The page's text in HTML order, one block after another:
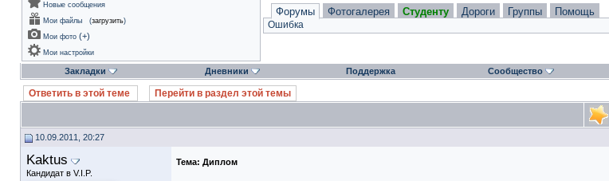
Новые сообщения
Мои файлы
(загрузить)
Мои фото (+)
Мои настройки
Форумы Фотогалерея Студенту Дороги Группы Помощь
Ошибка
Закладки Дневники Поддержка Сообщество
Ответить в этой теме Перейти в раздел этой темы
10.09.2011, 20:27
Kaktus
Кандидат в V.I.P.
Тема: Диплом